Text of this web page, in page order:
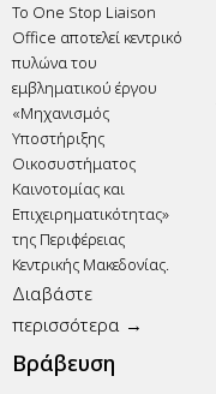
Το One Stop Liaison
Office αποτελεί κεντρικό
πυλώνα του
εμβληματικού έργου
«Μηχανισμός
Υποστήριξης
Οικοσυστήματος
Καινοτομίας και
Επιχειρηματικότητας»
της Περιφέρειας
Κεντρικής Μακεδονίας.
Διαβάστε
περισσότερα →
Βράβευση